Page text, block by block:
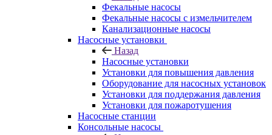
Фекальные насосы
Фекальные насосы с измельчителем
Канализационные насосы
Насосные установки
Назад
Насосные установки
Установки для повышения давления
Оборудование для насосных установок
Установки для поддержания давления
Установки для пожаротушения
Насосные станции
Консольные насосы